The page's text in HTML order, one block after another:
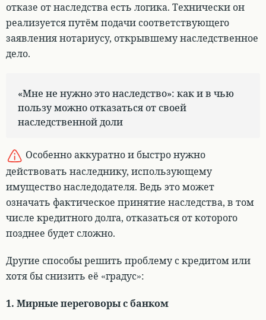
отказе от наследства есть логика. Технически он
реализуется путём подачи соответствующего
заявления нотариусу, открывшему наследственное
дело.
«Мне не нужно это наследство»: как и в чью
пользу можно отказаться от своей
наследственной доли
Особенно аккуратно и быстро нужно
действовать наследнику, использующему
имущество наследодателя. Ведь это может
означать фактическое принятие наследства, в том
числе кредитного долга, отказаться от которого
позднее будет сложно.
Другие способы решить проблему с кредитом или
хотя бы снизить её «градус»:
1. Мирные переговоры с банком